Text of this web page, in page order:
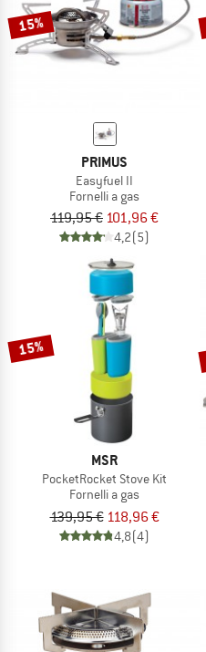
15%
PRIMUS
Easyfuel II
Fornelli a gas
119,95 € 101,96 €
4,2(5)
15%
MSR
PocketRocket Stove Kit
Fornelli a gas
139,95 € 118,96 €
4,8(4)